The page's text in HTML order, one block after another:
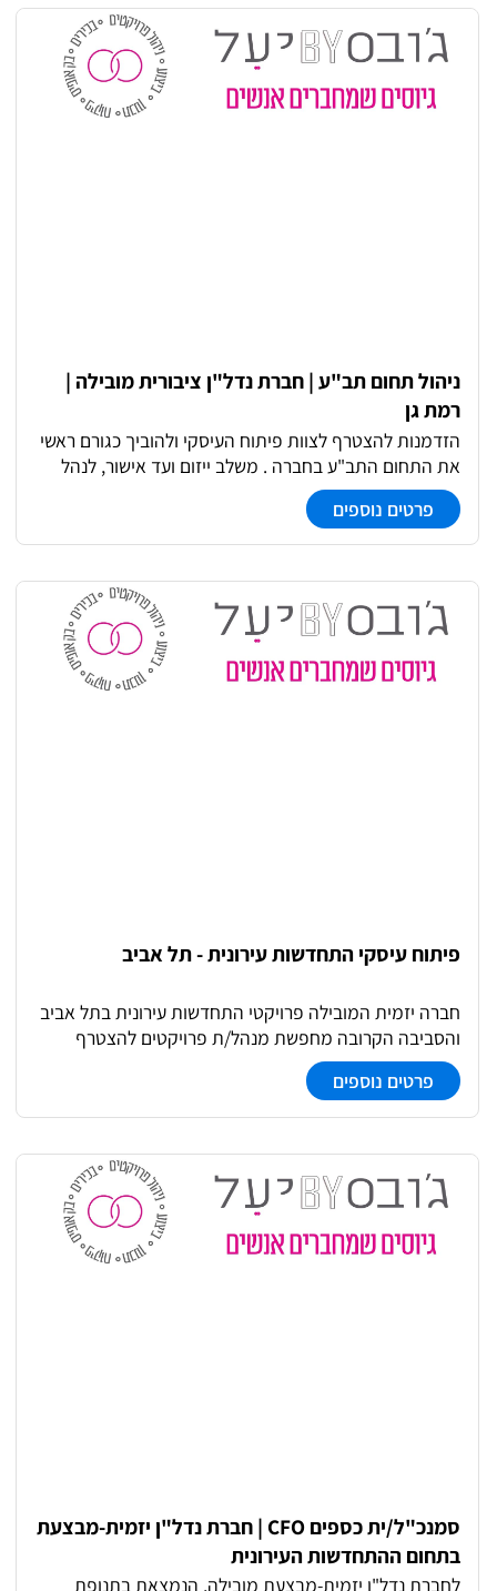
כשלים וסיכונים וניהול פתרונות בזמן אמת 📍 מיקום: מודיעין
וירושלים 🚗 כולל רכב, מחשב ונייד | שילוב משרד ושטח
ניהול תחום תב"ע | חברת נדל"ן ציבורית מובילה |
רמת גן
הזדמנות להצטרף לצוות פיתוח העיסקי ולהוביך כגורם ראשי
את התחום התב"ע בחברה . משלב ייזום ועד אישור, לנהל
מול ועדות מקומיות ומחוזיות ולהניע תהליכים תפקיד מעניין
ומאתגר המחזיק - ניהול והובלת הליכים סטטוטוריים
בפרויקטים מגוונים מגורים, תעסוקה, לוגיסטיקה ומסחר -
זמנים - עבודה מול יזמים, רשויות , ועדות מקומיות ומחוזיות -
גיוס יועצים ומתכננים וניהול הליכי התכנון
פרטים נוספים
פיתוח עיסקי התחדשות עירונית - תל אביב
חברה יזמית המובילה פרויקטי התחדשות עירונית בתל אביב
והסביבה הקרובה מחפשת מנהל/ת פרויקטים להצטרף
למחלקת התחדשות עירונית עם תשוקה להובלת תהליכים
מורכבים בתחום- משלב האיתור ועד לפינוי והריסה. התפקיד
כולל: ✔ ניהול מו"מ עם דיירים ונציגויות ✔ קידום התקשרויות
הצעות והצגתן ✔ ליווי תהליך ההסכמים והובלת הפרויקט עד
שלב הפינוי
פרטים נוספים
סמנכ"ל/ית כספים CFO | חברת נדל"ן יזמית-מבצעת
בתחום ההתחדשות העירונית
לחברת נדל"ן יזמית-מבצעת מובילה, הנמצאת בתנופת